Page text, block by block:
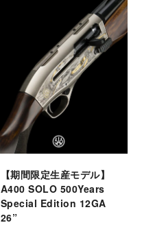
【期間限定生産モデル】
A400 SOLO 500Years
Special Edition 12GA
26”